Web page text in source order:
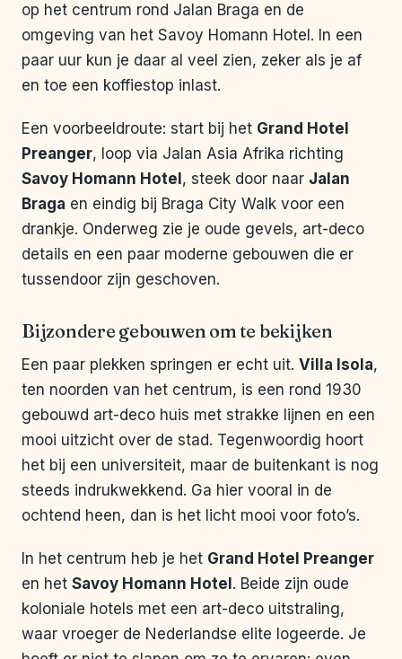
op het centrum rond Jalan Braga en de
omgeving van het Savoy Homann Hotel. In een
paar uur kun je daar al veel zien, zeker als je af
en toe een koffiestop inlast.
Een voorbeeldroute: start bij het Grand Hotel
Preanger, loop via Jalan Asia Afrika richting
Savoy Homann Hotel , steek door naar Jalan
Braga en eindig bij Braga City Walk voor een
drankje. Onderweg zie je oude gevels, art-deco
details en een paar moderne gebouwen die er
tussendoor zijn geschoven.
Bijzondere gebouwen om te bekijken
Een paar plekken springen er echt uit. Villa Isola,
ten noorden van het centrum, is een rond 1930
gebouwd art-deco huis met strakke lijnen en een
mooi uitzicht over de stad. Tegenwoordig hoort
het bij een universiteit, maar de buitenkant is nog
steeds indrukwekkend. Ga hier vooral in de
ochtend heen, dan is het licht mooi voor foto’s.
In het centrum heb je het Grand Hotel Preanger
en het Savoy Homann Hotel . Beide zijn oude
koloniale hotels met een art-deco uitstraling,
waar vroeger de Nederlandse elite logeerde. Je